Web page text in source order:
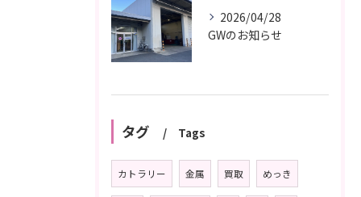
2026/04/28
GWのお知らせ
タグ Tags
カトラリー 金属 買取 めっき